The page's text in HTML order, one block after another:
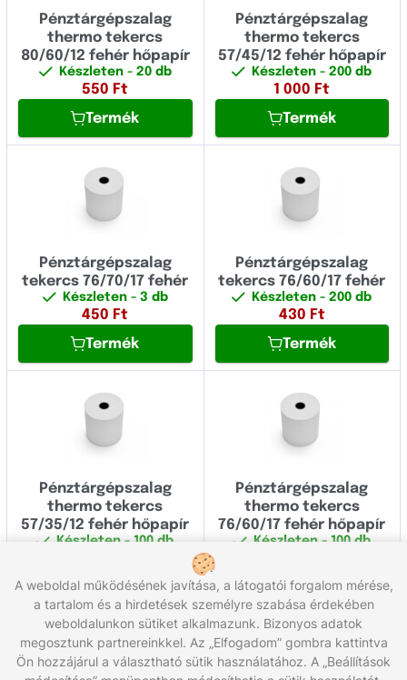
Pénztárgépszalag
thermo tekercs
80/60/12 fehér hőpapír
Készleten - 20 db
550 Ft
Termék
Pénztárgépszalag
thermo tekercs
57/45/12 fehér hőpapír
Készleten- 200 db
1 000 Ft
Termék
Pénztárgépszalag
tekercs 76/70/17 fehér
Készleten - 3 db
450 Ft
Termék
Pénztárgépszalag
tekercs 76/60/17 fehér
Készleten- 200 db
430 Ft
Termék
Pénztárgépszalag
thermo tekercs
57/35/12 fehér hőpapír
Készleten- 100 db
Termék
Pénztárgépszalag
thermo tekercs
76/60/17 fehér hőpapír
Készleten - 100 db
Termék
Összesen 12 termék
A weboldal működésének javítása, a látogatói forgalom mérése,
a tartalom és a hirdetések személyre szabása érdekében
weboldalunkon sütiket alkalmazunk. Bizonyos adatok
megosztunk partnereinkkel. Az „Elfogadom” gombra kattintva
Ön hozzájárul a választható sütik használatához. A „Beállítások